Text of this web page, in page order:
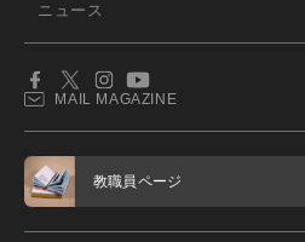
ニュース
MAIL MAGAZINE
教職員ページ